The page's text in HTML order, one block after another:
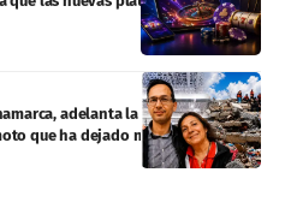
adelanta la búsqueda del
que ha dejado más de 2.500